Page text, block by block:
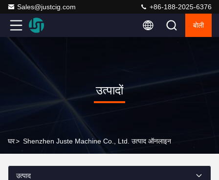
Sales@justcig.com +86-188-2025-6376
बोली
उत्पादों
घर> Shenzhen Juste Machine Co., Ltd. उत्पाद ऑनलाइन
उत्पाद